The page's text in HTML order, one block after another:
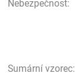
Nebezpečnost:
Sumární vzorec: